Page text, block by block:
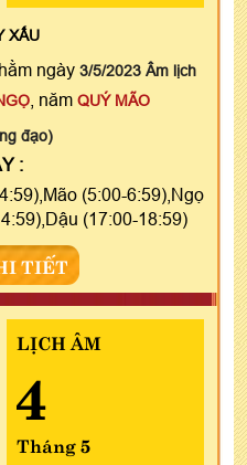
XẤU
ngày 3/5/2023 Âm lịch
, năm QUÝ MÃO
đạo)
:
(5:00-6:59),Ngọ
(17:00-18:59)
TIẾT
LỊCH ÂM
4
Tháng 5